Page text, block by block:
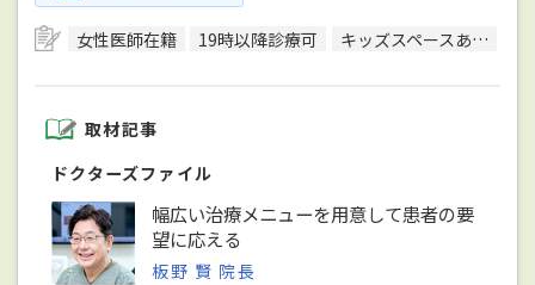
女性医師在籍 19時以降診療可 キッズスペースあり
取材記事
ドクターズファイル
幅広い治療メニューを用意して患者の要
望に応える
板野 賢 院長